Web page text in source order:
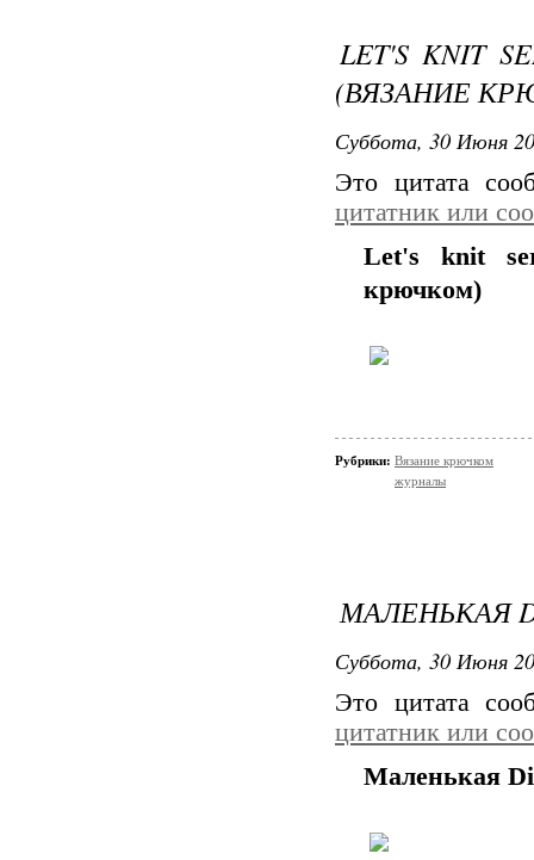
LET'S KNIT
(ВЯЗАНИЕ
Суббота, 30 Июня
Это цитата
цитатник или
Let's knit
крючком)
Рубрики: Вязание крючком
журналы
МАЛЕНЬКАЯ
Суббота, 30 Июня
Это цитата
цитатник или
Маленькая